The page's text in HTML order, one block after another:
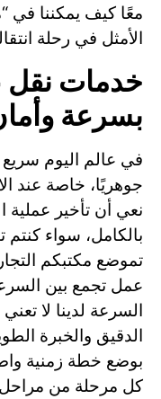
معًا كيف يمكننا في
الأمثل في رحلة
خدمات نقل
بسرعة
في عالم اليوم
جوهريًا، خاصة عند
نعي أن تأخير
بالكامل، سواء كنتم
تموضع مكتبكم
عمل تجمع بين
السرعة لدينا لا
الدقيق والخبرة
بوضع خطة زمنية
كل مرحلة من مراحل